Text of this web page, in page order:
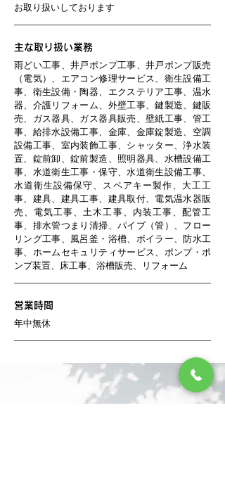
お取り扱いしております
主な取り扱い業務
雨どい工事、井戸ポンプ工事、井戸ポンプ販売
（電気）、エアコン修理サービス、衛生設備工
事、衛生設備・陶器、エクステリア工事、温水
器、介護リフォーム、外壁工事、鍵製造、鍵販
売、ガス器具、ガス器具販売、壁紙工事、管工
事、給排水設備工事、金庫、金庫錠製造、空調
設備工事、室内装飾工事、シャッター、浄水装
置、錠前卸、錠前製造、照明器具、水槽設備工
事、水道衛生工事・保守、水道衛生設備工事、
水道衛生設備保守、スペアキー製作、大工工
事、建具、建具工事、建具取付、電気温水器販
売、電気工事、土木工事、内装工事、配管工
事、排水管つまり清掃、パイプ（管）、フロー
リング工事、風呂釜・浴槽、ボイラー、防水工
事、ホームセキュリティサービス、ポンプ・ポ
ンプ装置、床工事、浴槽販売、リフォーム
営業時間
年中無休